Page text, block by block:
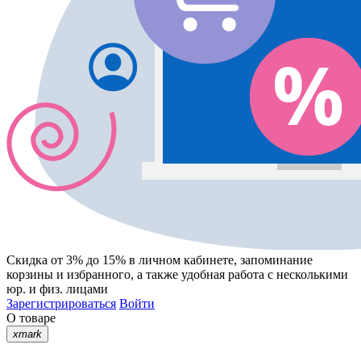
Скидка от 3% до 15% в личном кабинете, запоминание
корзины и избранного, а также удобная работа с несколькими
юр. и физ. лицами
Зарегистрироваться Войти
О товаре
xmark